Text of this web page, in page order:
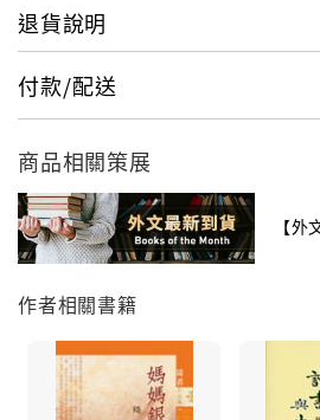
■譯者簡介
畢業於臺大化學系，獲美國韋恩州
退貨說明
付款/配送
商品相關策展
【
作者相關書籍